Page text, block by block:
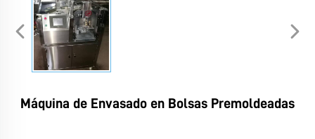
Máquina de Envasado en Bolsas Premoldeadas